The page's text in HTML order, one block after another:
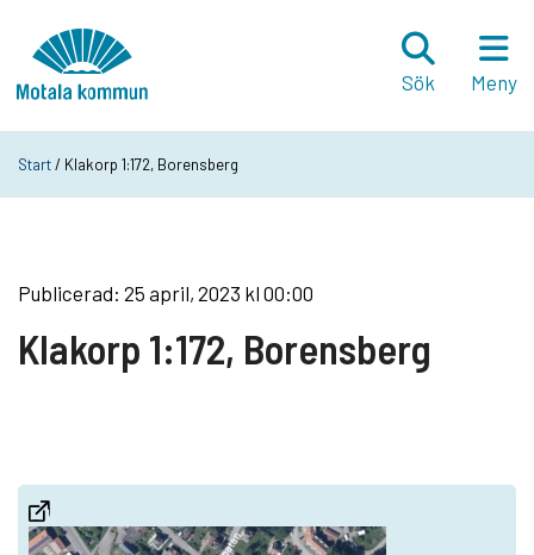
Sök
Meny
Start/ Klakorp 1:172, Borensberg
Publicerad: 25 april, 2023 kl 00:00
Klakorp 1:172, Borensberg